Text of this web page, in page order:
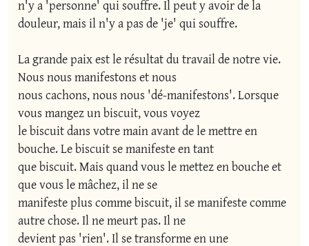
n'y a 'personne' qui souffre. Il peut y avoir de la
douleur, mais il n'y a pas de 'je' qui souffre.
La grande paix est le résultat du travail de notre vie.
Nous nous manifestons et nous
nous cachons, nous nous 'dé-manifestons'. Lorsque
vous mangez un biscuit, vous voyez
le biscuit dans votre main avant de le mettre en
bouche. Le biscuit se manifeste en tant
que biscuit. Mais quand vous le mettez en bouche et
que vous le mâchez, il ne se
manifeste plus comme biscuit, il se manifeste comme
autre chose. Il ne meurt pas. Il ne
devient pas 'rien'. Il se transforme en une